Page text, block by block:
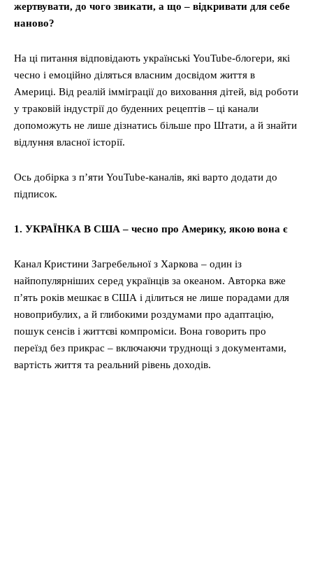
жертвувати, до чого звикати, а що – відкривати для себе
наново?
На ці питання відповідають українські YouTube-блогери, які
чесно і емоційно діляться власним досвідом життя в
Америці. Від реалій імміграції до виховання дітей, від роботи
у траковій індустрії до буденних рецептів – ці канали
допоможуть не лише дізнатись більше про Штати, а й знайти
відлуння власної історії.
Ось добірка з п’яти YouTube-каналів, які варто додати до
підписок.
1. УКРАЇНКА В США – чесно про Америку, якою вона є
Канал Кристини Загребельної з Харкова – один із
найпопулярніших серед українців за океаном. Авторка вже
п’ять років мешкає в США і ділиться не лише порадами для
новоприбулих, а й глибокими роздумами про адаптацію,
пошук сенсів і життєві компроміси. Вона говорить про
переїзд без прикрас – включаючи труднощі з документами,
вартість життя та реальний рівень доходів.